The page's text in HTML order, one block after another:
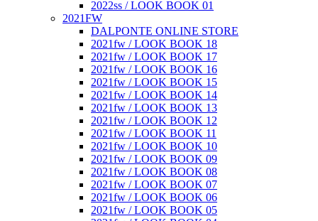
2022ss / LOOK BOOK 01
2021FW
DALPONTE ONLINE STORE
2021fw / LOOK BOOK 18
2021fw / LOOK BOOK 17
2021fw / LOOK BOOK 16
2021fw / LOOK BOOK 15
2021fw / LOOK BOOK 14
2021fw / LOOK BOOK 13
2021fw / LOOK BOOK 12
2021fw / LOOK BOOK 11
2021fw / LOOK BOOK 10
2021fw / LOOK BOOK 09
2021fw / LOOK BOOK 08
2021fw / LOOK BOOK 07
2021fw / LOOK BOOK 06
2021fw / LOOK BOOK 05